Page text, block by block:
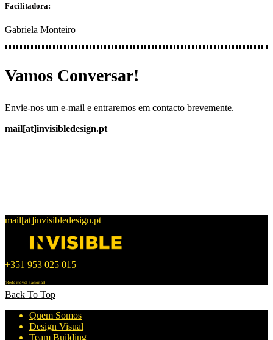
Facilitadora:
Gabriela Monteiro
Vamos Conversar!
Envie-nos um e-mail e entraremos em contacto brevemente.
mail[at]invisibledesign.pt
mail[at]invisibledesign.pt
+351 953 025 015
(Rede móvel nacional)
Back To Top
Quem Somos
Design Visual
Team Building